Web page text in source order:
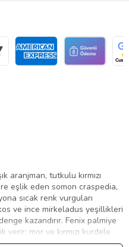
aranjman, tutkulu kırmızı
eşlik eden somon craspedia,
sıcak renk vurguları
ve ince mirkeladus yeşillikleri
kazandırır. Fenix palmiye
mor ve kırmızı kurdele
eşlik eden yuvarlak gurme